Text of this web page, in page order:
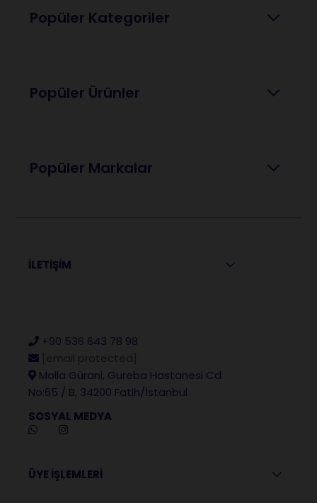
Popüler Kategoriler
Popüler Ürünler
Popüler Markalar
İLETİŞİM
+90 536 643 78 98
Molla Gürani, Gureba Hastanesi Cd
No:65 / B, 34200 Fatih/İstanbul
SOSYAL MEDYA
ÜYE İŞLEMLERİ